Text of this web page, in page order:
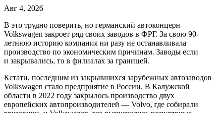
Авг 4, 2026
В это трудно поверить, но германский автоконцерн
Volkswagen закроет ряд своих заводов в ФРГ. За свою 90-
летнюю историю компания ни разу не останавливала
производство по экономическим причинам. Заводы если
и закрывались, то в филиалах за границей.
Кстати, последним из закрывшихся зарубежных автозаводов
Volkswagen стало предприятие в России. В Калужской
области в 2022 году закрылось производство двух
европейских автопроизводителей — Volvo, где собирали